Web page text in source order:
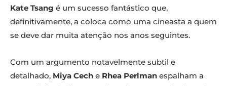
Kate Tsang é um sucesso fantástico que,
definitivamente, a coloca como uma cineasta a quem
se deve dar muita atenção nos anos seguintes.
Com um argumento notavelmente subtil e
detalhado, Miya Cech e Rhea Perlman espalham a